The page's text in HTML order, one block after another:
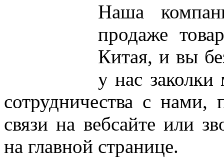
Наша
продаже
Китая, и вы
у нас
сотрудничества с
связи на вебсайте или
на главной странице.